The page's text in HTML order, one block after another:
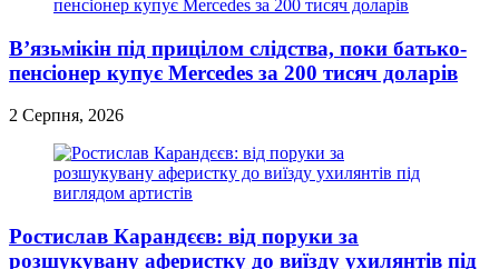
В’язьмікін під прицілом слідства, поки батько-
пенсіонер купує Mercedes за 200 тисяч доларів
2 Серпня, 2026
Ростислав Карандєєв: від поруки за
розшукувану аферистку до виїзду ухилянтів під